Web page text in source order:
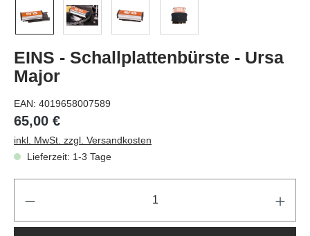
EINS - Schallplattenbürste - Ursa
Major
EAN: 4019658007589
65,00 €
inkl. MwSt. zzgl. Versandkosten
Lieferzeit: 1-3 Tage